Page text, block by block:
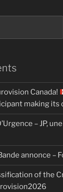
Canada!
making its
– JP,
annonce –
of the